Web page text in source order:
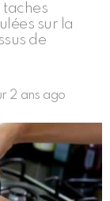
taches
sur la
de
2 ans ago